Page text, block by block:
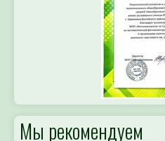
Мы рекомендуем